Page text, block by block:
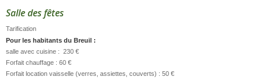
Salle des fêtes
Tarification
Pour les habitants du Breuil :
salle avec cuisine : 230 €
Forfait chauffage : 60 €
Forfait location vaisselle (verres, assiettes, couverts) : 50 €